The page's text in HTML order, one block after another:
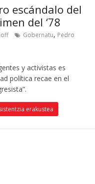
escándalo del
del ‘78
Gobernatu, Pedro
y activistas es
política recae en el
.
erakustea